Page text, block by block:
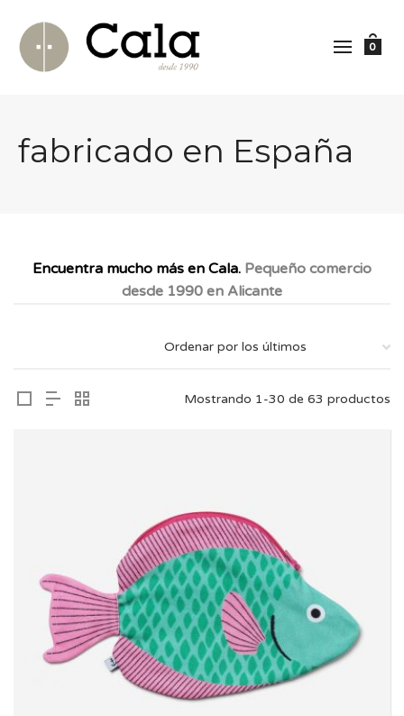
0
fabricado en España
Encuentra mucho más en Cala. Pequeño comercio
desde 1990 en Alicante
Mostrando 1-30 de 63 productos